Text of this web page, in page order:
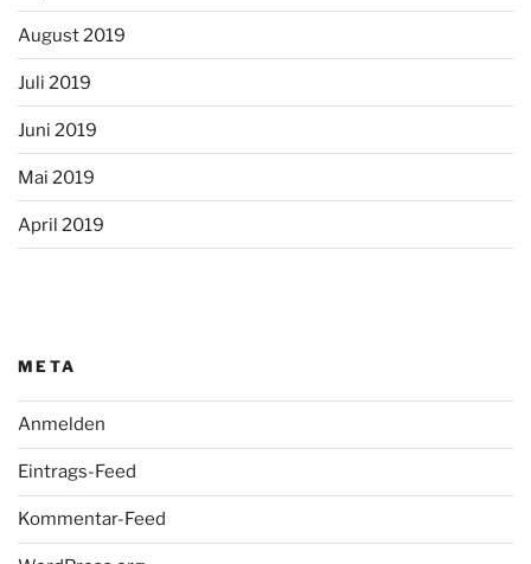
August 2019
Juli 2019
Juni 2019
Mai 2019
April 2019
META
Anmelden
Eintrags-Feed
Kommentar-Feed